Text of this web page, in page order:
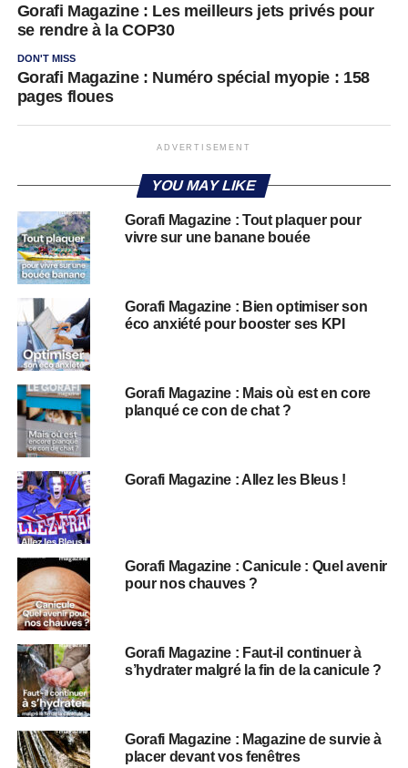
Gorafi Magazine : Les meilleurs jets privés pour
se rendre à la COP30
DON'T MISS
Gorafi Magazine : Numéro spécial myopie : 158
pages floues
ADVERTISEMENT
YOU MAY LIKE
Gorafi Magazine : Tout plaquer pour
vivre sur une banane bouée
Gorafi Magazine : Bien optimiser son
éco anxiété pour booster ses KPI
Gorafi Magazine : Mais où est en core
planqué ce con de chat ?
Gorafi Magazine : Allez les Bleus !
Gorafi Magazine : Canicule : Quel avenir
pour nos chauves ?
Gorafi Magazine : Faut-il continuer à
s’hydrater malgré la fin de la canicule ?
Gorafi Magazine : Magazine de survie à
placer devant vos fenêtres